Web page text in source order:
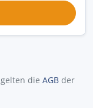
die AGB der